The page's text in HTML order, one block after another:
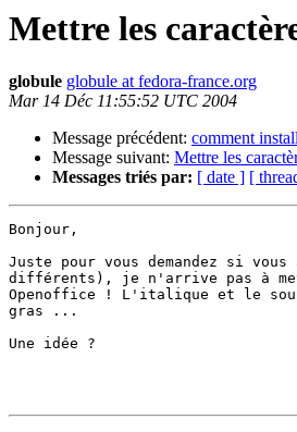
Mettre les
globule globule at fedora-france.org
Mar 14 Déc 11:55:52 UTC 2004
Message précédent: comment
Message suivant: Mettre les
Messages triés par: [ date ] [
Bonjour,
Juste pour vous demandez si
différents), je n'arrive pas à
Openoffice ! L'italique et le
gras ...
Une idée ?